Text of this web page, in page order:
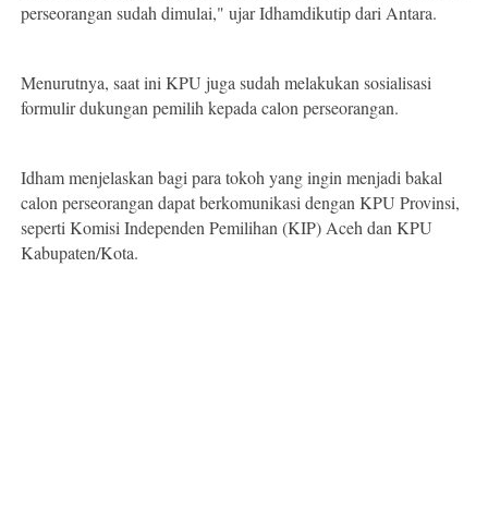
perseorangan sudah dimulai," ujar Idhamdikutip dari Antara.
Menurutnya, saat ini KPU juga sudah melakukan sosialisasi
formulir dukungan pemilih kepada calon perseorangan.
Idham menjelaskan bagi para tokoh yang ingin menjadi bakal
calon perseorangan dapat berkomunikasi dengan KPU Provinsi,
seperti Komisi Independen Pemilihan (KIP) Aceh dan KPU
Kabupaten/Kota.